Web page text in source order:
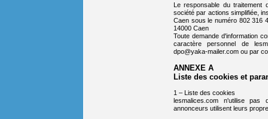
Le responsable du traitement
société par actions simplifiée,
Caen sous le numéro 802 316
14000 Caen
Toute demande d'information
caractère personnel de
dpo@yaka-mailer.com ou par
ANNEXE A
Liste des cookies et
1 – Liste des cookies
lesmalices.com n'utilise
annonceurs utilisent leurs